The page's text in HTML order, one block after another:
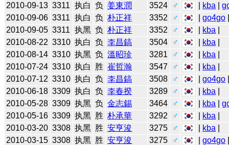
2010-09-13 3311 执白 负 姜東潤 3524 ♂ kba |
2010-09-06 3311 执白 负 朴正祥 3352 ♂ |go4go
2010-09-05 3311 执黑 负 朴正祥 3352 ♂ kba
2010-08-22 3310 执白 负 李昌鎬 3504 ♂ kba
2010-08-14 3310 执黑 负 溫昭珍 3281 ♂ kba
2010-07-24 3310 执白 胜 崔哲瀚 3547 ♂ kba
2010-07-12 3310 执白 负 李昌鎬 3508 ♂ |go4go
2010-06-18 3309 执白 负 李春揆 3289 ♂ kba
2010-05-28 3309 执黑 负 金志錫 3464 ♂ kba |
2010-05-16 3309 执黑 胜 朴承華 3292 ♂ kba
2010-03-20 3308 执黑 胜 安亨浚 3275 ♂ kba
2010-03-15 3308 执黑 胜 安亨浚 3275 ♂ |go4go